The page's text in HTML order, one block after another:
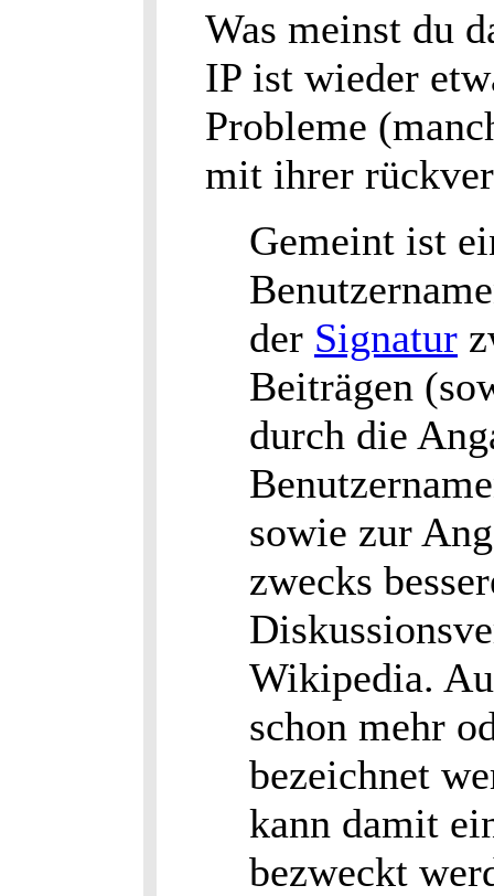
Was meinst du
IP ist wieder
Probleme
mit ihrer
Gemeint ist
der Signatur
Beiträgen
durch die
sowie zur
zwecks
Wikipedia.
schon mehr
bezeichnet
kann damit
bezweckt